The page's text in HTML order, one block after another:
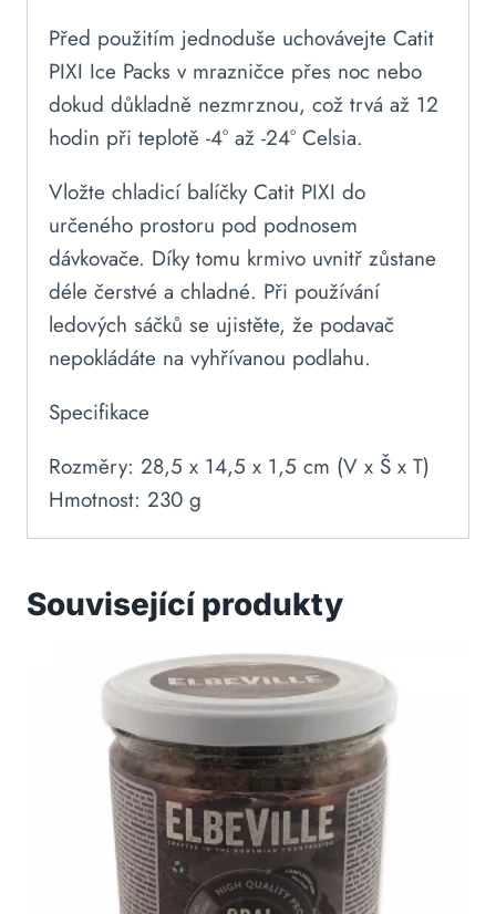
Před použitím jednoduše uchovávejte Catit
PIXI Ice Packs v mrazničce přes noc nebo
dokud důkladně nezmrznou, což trvá až 12
hodin při teplotě -4° až -24° Celsia.
Vložte chladicí balíčky Catit PIXI do
určeného prostoru pod podnosem
dávkovače. Díky tomu krmivo uvnitř zůstane
déle čerstvé a chladné. Při používání
ledových sáčků se ujistěte, že podavač
nepokládáte na vyhřívanou podlahu.
Specifikace
Rozměry: 28,5 x 14,5 x 1,5 cm (V x Š x T)
Hmotnost: 230 g
Související produkty